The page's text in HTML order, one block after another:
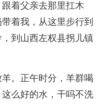
着父亲去那里扛木
着我，从这里步行到
到山西左权县拐儿镇
。正午时分，羊群喝
么好的水，干吗不洗